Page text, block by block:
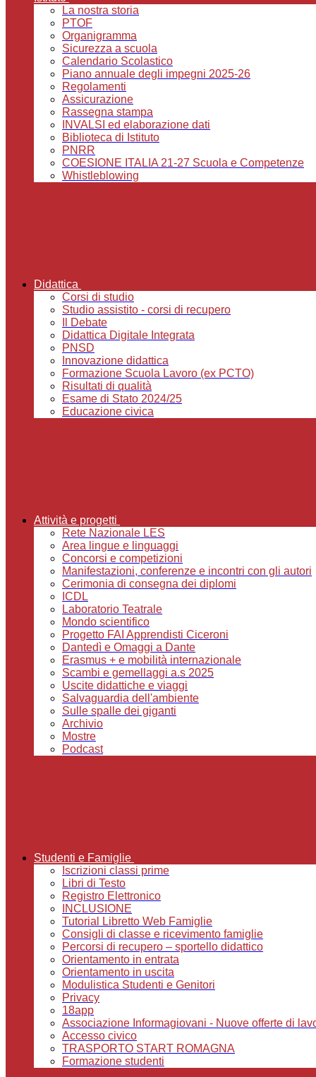
La nostra storia
PTOF
Organigramma
Sicurezza a scuola
Calendario Scolastico
Piano annuale degli impegni 2025-26
Regolamenti
Assicurazione
Rassegna stampa
INVALSI ed elaborazione dati
Biblioteca di Istituto
PNRR
COESIONE ITALIA 21-27 Scuola e Competenze
Whistleblowing
Didattica
Corsi di studio
Studio assistito - corsi di recupero
Il Debate
Didattica Digitale Integrata
PNSD
Innovazione didattica
Formazione Scuola Lavoro (ex PCTO)
Risultati di qualità
Esame di Stato 2024/25
Educazione civica
Attività e progetti
Rete Nazionale LES
Area lingue e linguaggi
Concorsi e competizioni
Manifestazioni, conferenze e incontri con gli autori
Cerimonia di consegna dei diplomi
ICDL
Laboratorio Teatrale
Mondo scientifico
Progetto FAI Apprendisti Ciceroni
Dantedì e Omaggi a Dante
Erasmus + e mobilità internazionale
Scambi e gemellaggi a.s 2025
Uscite didattiche e viaggi
Salvaguardia dell'ambiente
Sulle spalle dei giganti
Archivio
Mostre
Podcast
Studenti e Famiglie
Iscrizioni classi prime
Libri di Testo
Registro Elettronico
INCLUSIONE
Tutorial Libretto Web Famiglie
Consigli di classe e ricevimento famiglie
Percorsi di recupero – sportello didattico
Orientamento in entrata
Orientamento in uscita
Modulistica Studenti e Genitori
Privacy
18app
Associazione Informagiovani - Nuove offerte di
Accesso civico
TRASPORTO START ROMAGNA
Formazione studenti